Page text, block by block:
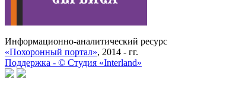
Информационно-аналитический ресурс
«Похоронный портал», 2014 - гг.
Поддержка - © Cтудия «Interland»